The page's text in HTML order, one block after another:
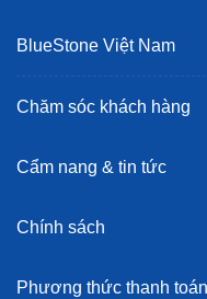
những món sinh tố bổ
thậm chí nghiền cháo
Không đơn thuần
sinh tố còn là chìa khóa
đình. Thiết kế tiện lợi,
liệu bền bỉ, máy xay
BlueStone Việt Nam
Chăm sóc khách hàng
Cẩm nang & tin tức
Chính sách
Phương thức thanh toán